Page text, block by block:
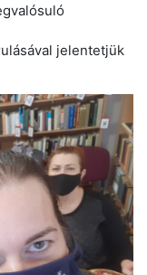
jelentetjük